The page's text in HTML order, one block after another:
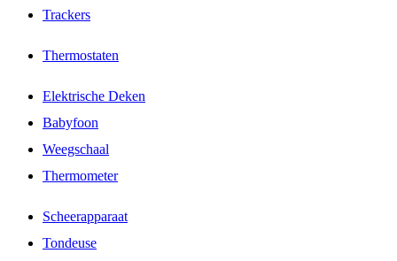
Trackers
Thermostaten
Elektrische Deken
Babyfoon
Weegschaal
Thermometer
Scheerapparaat
Tondeuse